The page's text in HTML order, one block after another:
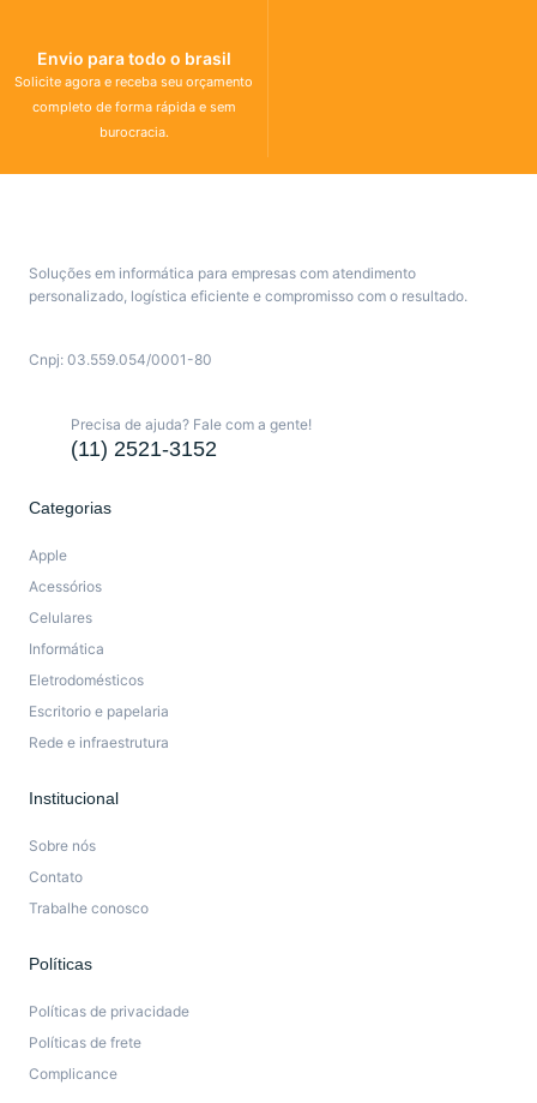
Envio para todo o brasil
Solicite agora e receba seu orçamento
completo de forma rápida e sem
burocracia.
Soluções em informática para empresas com atendimento
personalizado, logística eficiente e compromisso com o resultado.
Cnpj: 03.559.054/0001-80
Precisa de ajuda? Fale com a gente!
(11) 2521-3152
Categorias
Apple
Acessórios
Celulares
Informática
Eletrodomésticos
Escritorio e papelaria
Rede e infraestrutura
Institucional
Sobre nós
Contato
Trabalhe conosco
Políticas
Políticas de privacidade
Políticas de frete
Complicance